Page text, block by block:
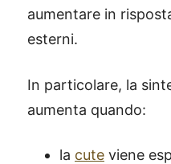
aumentare in
esterni.
In particolare, la
aumenta quando:
la cute viene